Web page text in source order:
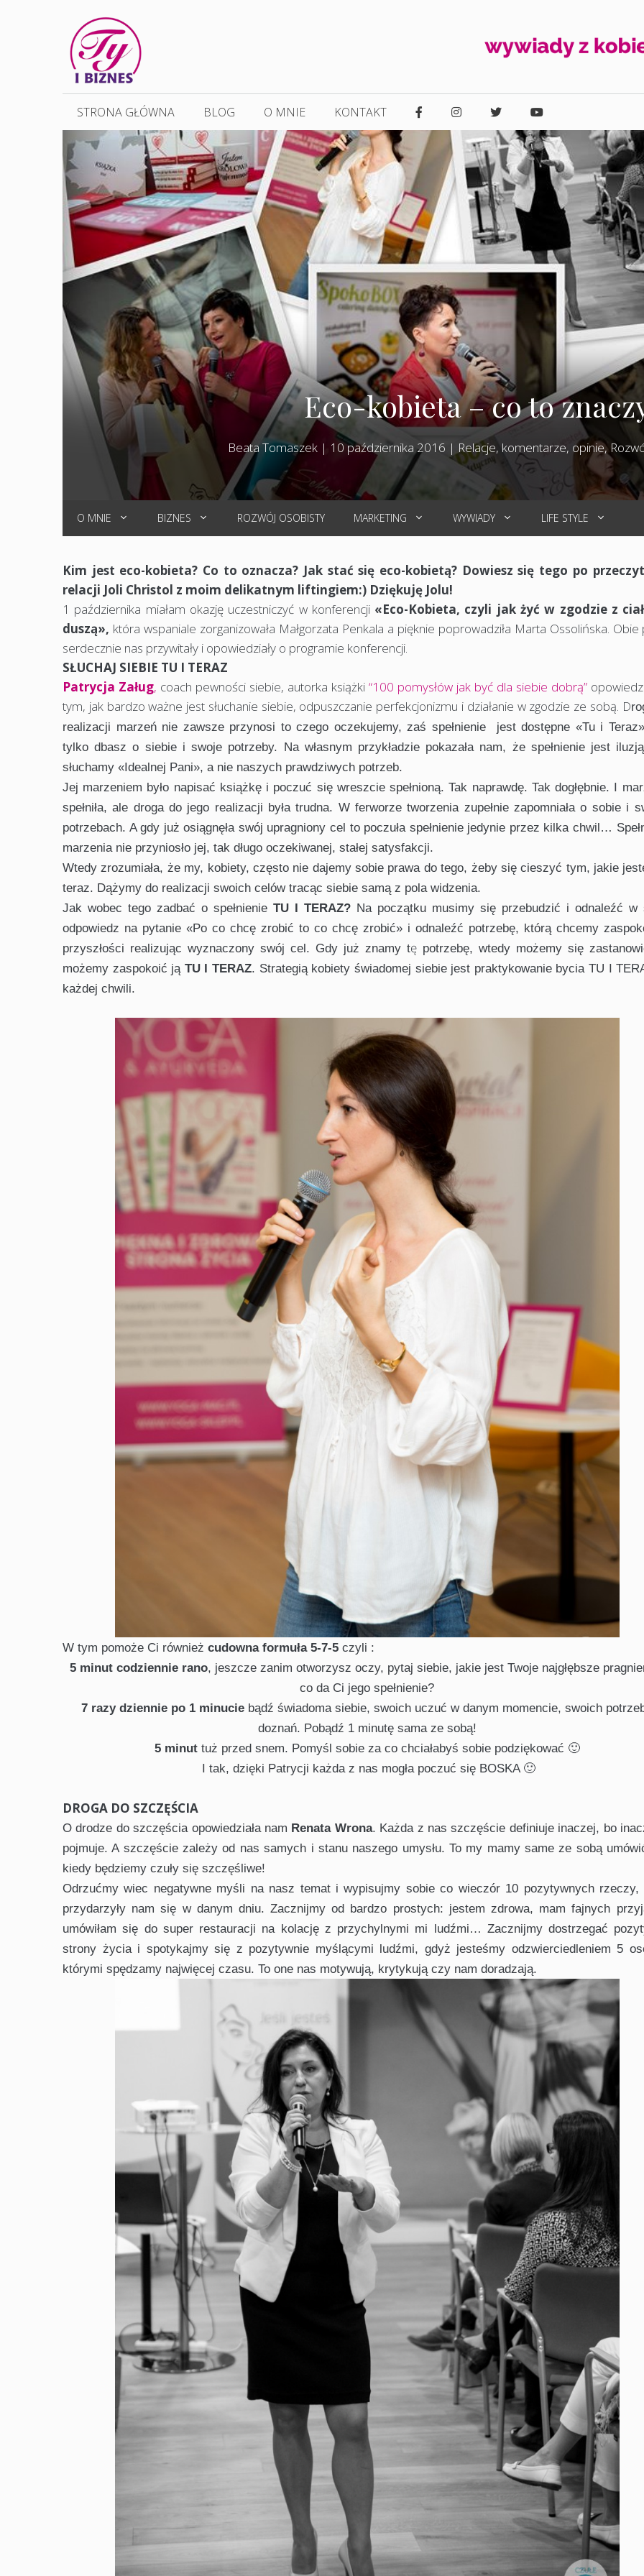
STRONA GŁÓWNA BLOG O MNIE KONTAKT
Eco-kobieta – co to
Beata Tomaszek | 10 października 2016 | Relacje, komentarze, opinie,
O MNIE BIZNES ROZWÓJ OSOBISTY MARKETING WYWIADY LIFE STYLE
Kim jest eco-kobieta? Co to oznacza? Jak stać się eco-kobietą? Dowiesz się tego po
relacji Joli Christol z moim delikatnym liftingiem:) Dziękuję Jolu!
1 października miałam okazję uczestniczyć w konferencji «Eco-Kobieta, czyli jak żyć w zgodzie z
duszą», która wspaniale zorganizowała Małgorzata Penkala a pięknie poprowadziła Marta Ossolińska. Obie
serdecznie nas przywitały i opowiedziały o programie konferencji.
SŁUCHAJ SIEBIE TU I TERAZ
Patrycja Załug, coach pewności siebie, autorka książki “100 pomysłów jak być dla siebie dobrą”
tym, jak bardzo ważne jest słuchanie siebie, odpuszczanie perfekcjonizmu i działanie w zgodzie ze sobą. D
realizacji marzeń nie zawsze przynosi to czego oczekujemy, zaś spełnienie jest dostępne «Tu i
tylko dbasz o siebie i swoje potrzeby. Na własnym przykładzie pokazała nam, że spełnienie jest
słuchamy «Idealnej Pani», a nie naszych prawdziwych potrzeb.
Jej marzeniem było napisać książkę i poczuć się wreszcie spełnioną. Tak naprawdę. Tak dogłębnie. I
spełniła, ale droga do jego realizacji była trudna. W ferworze tworzenia zupełnie zapomniała o sobie i
potrzebach. A gdy już osiągnęła swój upragniony cel to poczuła spełnienie jedynie przez kilka chwil…
marzenia nie przyniosło jej, tak długo oczekiwanej, stałej satysfakcji.
Wtedy zrozumiała, że my, kobiety, często nie dajemy sobie prawa do tego, żeby się cieszyć tym, jakie
teraz. Dążymy do realizacji swoich celów tracąc siebie samą z pola widzenia.
Jak wobec tego zadbać o spełnienie TU I TERAZ?Na początku musimy się przebudzić i odnaleźć w
odpowiedz na pytanie «Po co chcę zrobić to co chcę zrobić» i odnaleźć potrzebę, którą chcemy
przyszłości realizując wyznaczony swój cel. Gdy już znamy tę potrzebę, wtedy możemy się
możemy zaspokoić ją TU I TERAZ. Strategią kobiety świadomej siebie jest praktykowanie bycia TU I
każdej chwili.
W tym pomoże Ci również cudowna formuła 5-7-5 czyli :
5 minut codziennie rano, jeszcze zanim otworzysz oczy, pytaj siebie, jakie jest Twoje najgłębsze
co da Ci jego spełnienie?
7 razy dziennie po 1 minucie bądź świadoma siebie, swoich uczuć w danym momencie, swoich
doznań. Pobądź 1 minutę sama ze sobą!
5 minuttuż przed snem. Pomyśl sobie za co chciałabyś sobie podziękować 🙂
I tak, dzięki Patrycji każda z nas mogła poczuć się BOSKA 🙂
DROGA DO SZCZĘŚCIA
O drodze do szczęścia opowiedziała nam Renata Wrona. Każda z nas szczęście definiuje inaczej, bo
pojmuje. A szczęście zależy od nas samych i stanu naszego umysłu. To my mamy same ze sobą
kiedy będziemy czuły się szczęśliwe!
Odrzućmy wiec negatywne myśli na nasz temat i wypisujmy sobie co wieczór 10 pozytywnych rzeczy,
przydarzyły nam się w danym dniu. Zacznijmy od bardzo prostych: jestem zdrowa, mam fajnych
umówiłam się do super restauracji na kolację z przychylnymi mi ludźmi… Zacznijmy dostrzegać
strony życia i spotykajmy się z pozytywnie myślącymi ludźmi, gdyż jesteśmy odzwierciedleniem 5
którymi spędzamy najwięcej czasu. To one nas motywują, krytykują czy nam doradzają.